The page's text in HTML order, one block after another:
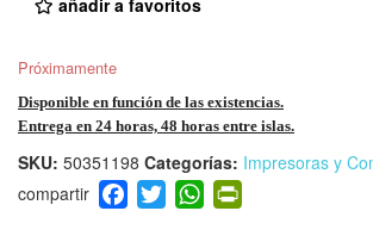
Próximamente
Disponible en función de las existencias.
Entrega en 24 horas, 48 horas entre islas.
SKU: 50351198 Categorías: Impresoras y
F
a
T
wi
W
h